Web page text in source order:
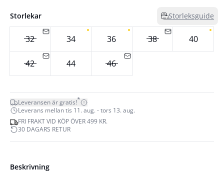
Storlekar Storleksguide
32 34 36 38 40
42 44 46
Leveransen är gratis!*
Leverans mellan tis 11. aug. - tors 13. aug.
FRI FRAKT VID KÖP ÖVER 499 KR.
30 DAGARS RETUR
Beskrivning